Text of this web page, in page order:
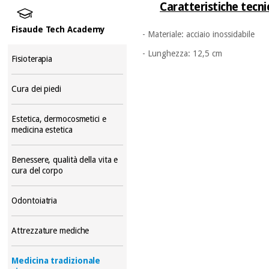
Fisaude Tech Academy
Fisioterapia
Cura dei piedi
Estetica, dermocosmetici e
medicina estetica
Benessere, qualità della vita e
cura del corpo
Odontoiatria
Attrezzature mediche
Medicina tradizionale
Caratteristiche
- Materiale: acciaio inossidabile
- Lunghezza: 12,5 cm